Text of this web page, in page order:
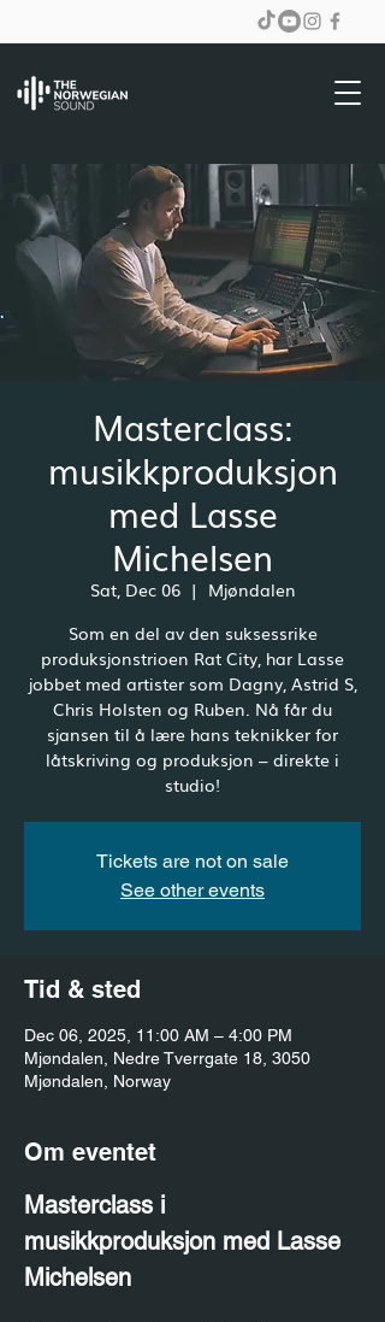
Masterclass:
musikkproduksjon
med Lasse
Michelsen
Sat, Dec 06
  |
Mjøndalen
Som en del av den suksessrike
produksjonstrioen Rat City, har Lasse
jobbet med artister som Dagny, Astrid S,
Chris Holsten og Ruben. Nå får du
sjansen til å lære hans teknikker for
låtskriving og produksjon – direkte i
studio!
Tickets are not on sale
See other events
Tid & sted
Dec 06, 2025, 11:00 AM – 4:00 PM
Mjøndalen, Nedre Tverrgate 18, 3050
Mjøndalen, Norway
Om eventet
Masterclass i
musikkproduksjon med Lasse
Michelsen